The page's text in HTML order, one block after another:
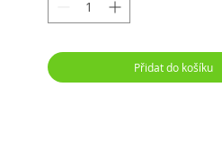
Přidat do košíku